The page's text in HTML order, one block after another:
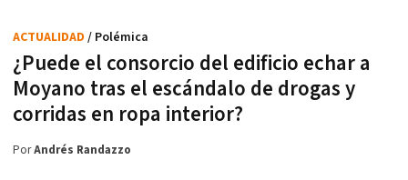
¿Puede el consorcio del edificio echar a
Moyano tras el escándalo de drogas y
corridas en ropa interior?
ACTUALIDAD / Polémica
PorAndrés Randazzo